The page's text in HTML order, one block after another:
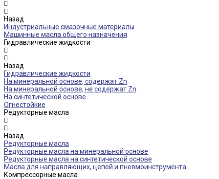
Назад
Индустриальные смазочные материалы
Машинные масла общего назначения
Гидравлические жидкости
Назад
Гидравлические жидкости
На минеральной основе, содержат Zn
На минеральной основе, не содержат Zn
На синтетической основе
Огнестойкие
Редукторные масла
Назад
Редукторные масла
Редукторные масла на минеральной основе
Редукторные масла на синтетической основе
Масла для направляющих, цепей и пневмоинструмента
Компрессорные масла